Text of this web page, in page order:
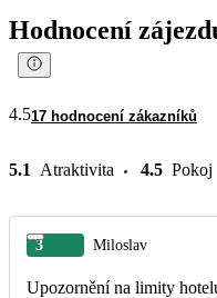
Hodnocení
4.517 hodnocení zákazníků
5.1 Atraktivita 4.5 Pokoj
3 Miloslav
Upozornění na limity